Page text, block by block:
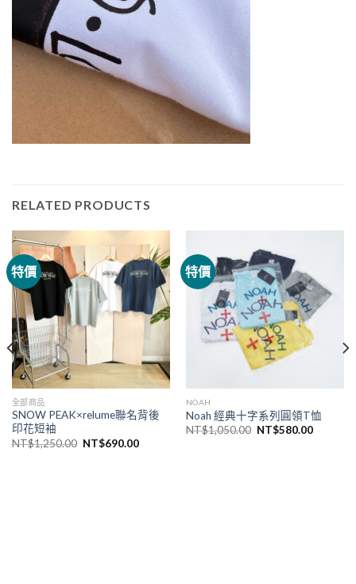
RELATED PRODUCTS
特價
全部商品
SNOW PEAK×relume聯名背後
印花短袖
NT$1,250.00 NT$690.00
特價
NOAH
Noah 經典十字系列圓領T恤
NT$1,050.00 NT$580.00